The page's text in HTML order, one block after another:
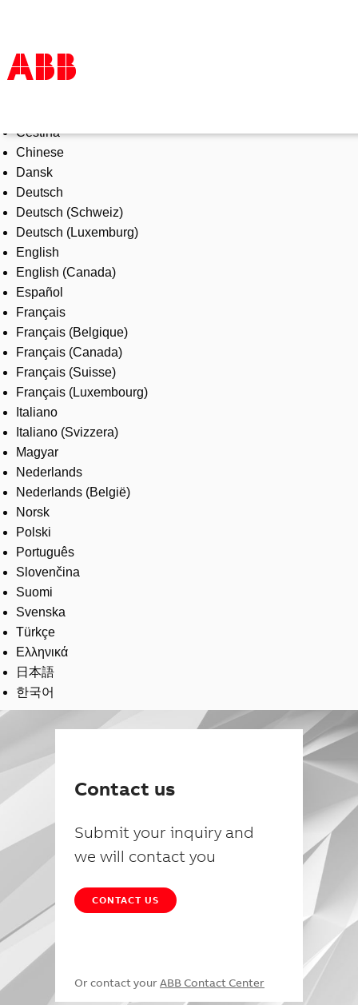
Products & Solutions
Industries
Services
About us
Where to buy
Contact us
Careers
Čeština
Chinese
Dansk
Deutsch
Deutsch (Schweiz)
Deutsch (Luxemburg)
English
English (Canada)
Español
Français
Français (Belgique)
Français (Canada)
Français (Suisse)
Français (Luxembourg)
Italiano
Italiano (Svizzera)
Magyar
Nederlands
Nederlands (België)
Norsk
Polski
Português
Slovenčina
Suomi
Svenska
Türkçe
Ελληνικά
日本語
한국어
Contact us
Submit your inquiry and
we will contact you
CONTACT US
Or contact your ABB Contact Center